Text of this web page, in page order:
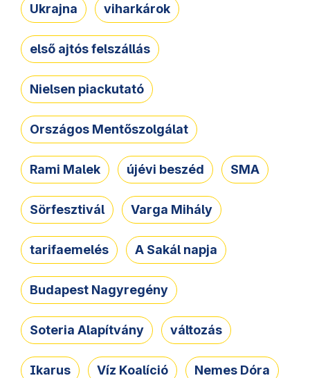
Ukrajna viharkárok
első ajtós felszállás
Nielsen piackutató
Országos Mentőszolgálat
Rami Malek újévi beszéd SMA
Sörfesztivál Varga Mihály
tarifaemelés A Sakál napja
Budapest Nagyregény
Soteria Alapítvány változás
Ikarus Víz Koalíció Nemes Dóra